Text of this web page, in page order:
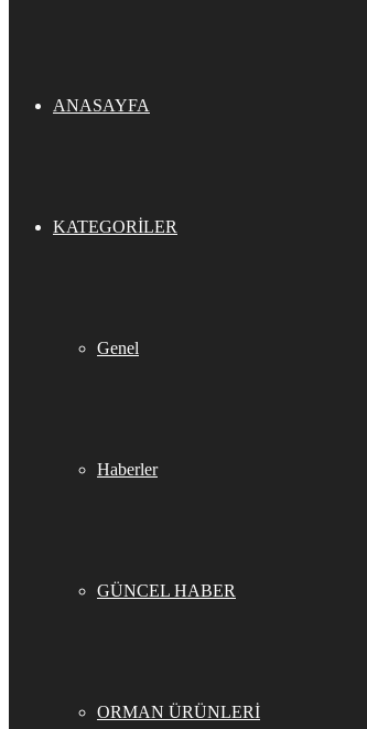
ANASAYFA
KATEGORILER
Genel
Haberler
GÜNCEL HABER
ORMAN ÜRÜNLERİ